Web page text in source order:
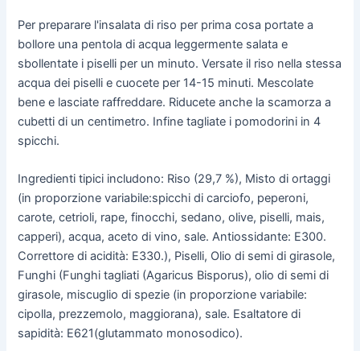
Per preparare l'insalata di riso per prima cosa portate a
bollore una pentola di acqua leggermente salata e
sbollentate i piselli per un minuto. Versate il riso nella stessa
acqua dei piselli e cuocete per 14-15 minuti. Mescolate
bene e lasciate raffreddare. Riducete anche la scamorza a
cubetti di un centimetro. Infine tagliate i pomodorini in 4
spicchi.
Ingredienti tipici includono: Riso (29,7 %), Misto di ortaggi
(in proporzione variabile:spicchi di carciofo, peperoni,
carote, cetrioli, rape, finocchi, sedano, olive, piselli, mais,
capperi), acqua, aceto di vino, sale. Antiossidante: E300.
Correttore di acidità: E330.), Piselli, Olio di semi di girasole,
Funghi (Funghi tagliati (Agaricus Bisporus), olio di semi di
girasole, miscuglio di spezie (in proporzione variabile:
cipolla, prezzemolo, maggiorana), sale. Esaltatore di
sapidità: E621(glutammato monosodico).